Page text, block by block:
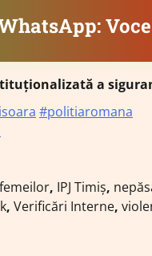
a
#politiaromana
, IPJ Timiș,
, Verificări Interne,